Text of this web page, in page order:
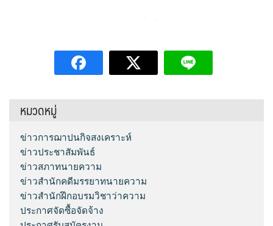
หมวดหมู่
ข่าวการฌาปนกิจสงเคราะห์
ข่าวประชาสัมพันธ์
ข่าวสภาทนายความ
ข่าวสำนักคดีมรรยาทนายความ
ข่าวสำนักฝึกอบรมวิชาว่าความ
ประกาศจัดซื้อจัดจ้าง